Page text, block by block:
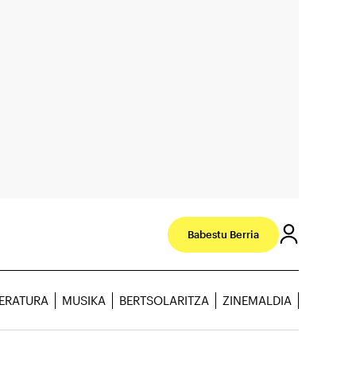
Babestu Berria
MUSIKA BERTSOLARITZA ZINEMALDIA